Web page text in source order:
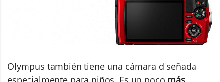
Olympus también tiene una cámara diseñada
especialmente para niños. Es un poco más